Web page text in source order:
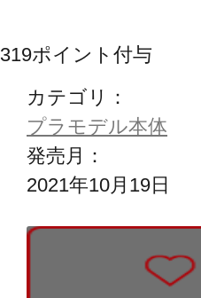
319ポイント付与
カテゴリ：
プラモデル本体
発売月：
2021年10月19日